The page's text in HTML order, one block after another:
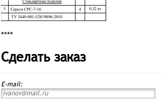
****
Сделать заказ
E-mail: